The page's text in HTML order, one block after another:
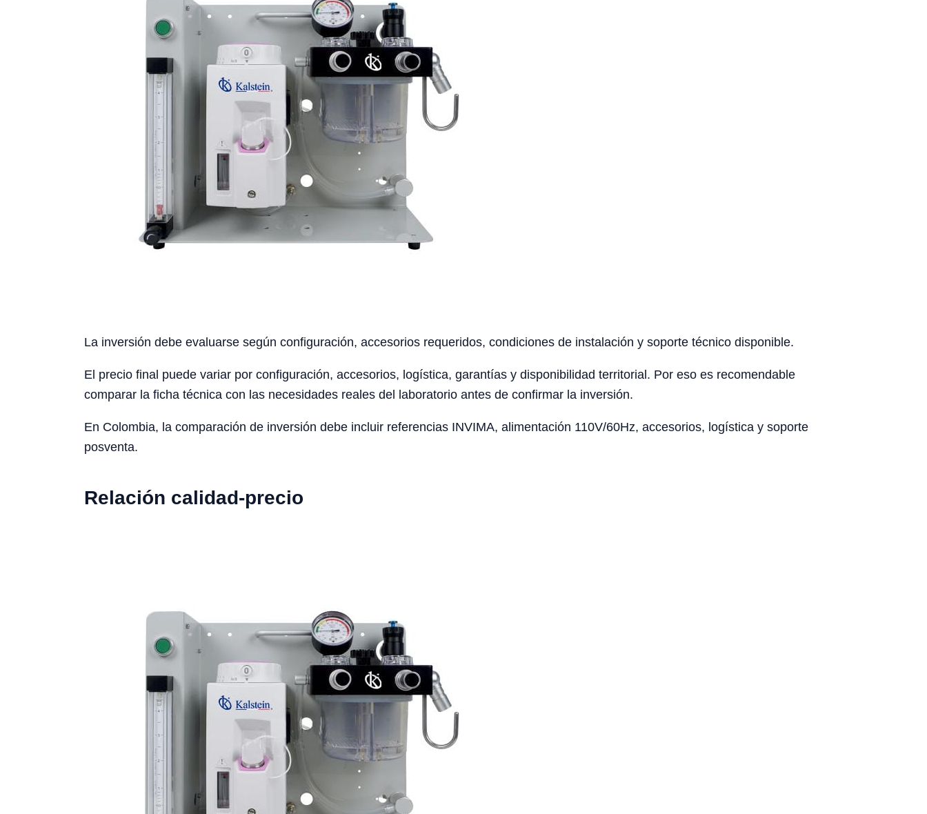
La inversión debe evaluarse según configuración, accesorios requeridos, condiciones de instalación y soporte técnico disponible.
El precio final puede variar por configuración, accesorios, logística, garantías y disponibilidad territorial. Por eso es recomendable
comparar la ficha técnica con las necesidades reales del laboratorio antes de confirmar la inversión.
En Colombia, la comparación de inversión debe incluir referencias INVIMA, alimentación 110V/60Hz, accesorios, logística y soporte
posventa.
Relación calidad-precio